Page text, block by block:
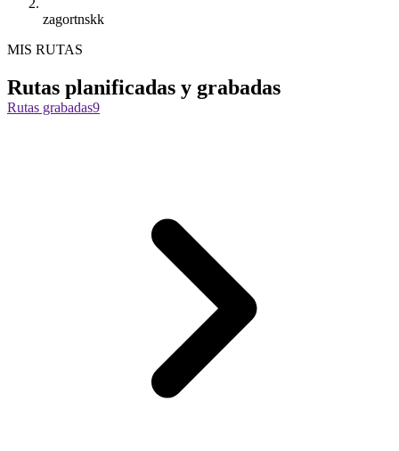
zagortnskk
MIS RUTAS
Rutas planificadas y grabadas
Rutas grabadas9